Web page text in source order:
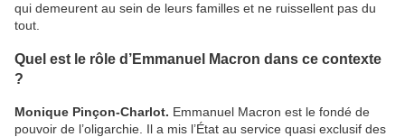
qui demeurent au sein de leurs familles et ne ruissellent pas du
tout.
Quel est le rôle d’Emmanuel Macron dans ce contexte
?
Monique Pinçon-Charlot. Emmanuel Macron est le fondé de
pouvoir de l’oligarchie. Il a mis l’État au service quasi exclusif des